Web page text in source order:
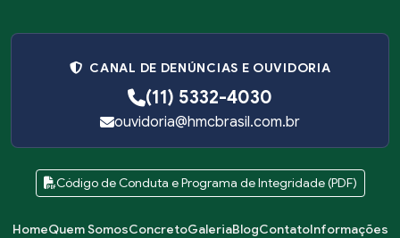
CANAL DE DENÚNCIAS E OUVIDORIA
(11) 5332-4030
ouvidoria@hmcbrasil.com.br
Código de Conduta e Programa de Integridade (PDF)
HomeQuem SomosConcretoGaleriaBlogContatoInformações